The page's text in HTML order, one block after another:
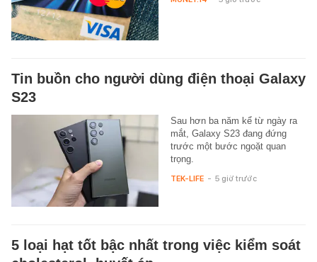
Tin buồn cho người dùng điện thoại Galaxy
S23
Sau hơn ba năm kể từ ngày ra
mắt, Galaxy S23 đang đứng
trước một bước ngoặt quan
trọng.
TEK-LIFE - 5 giờ trước
5 loại hạt tốt bậc nhất trong việc kiểm soát